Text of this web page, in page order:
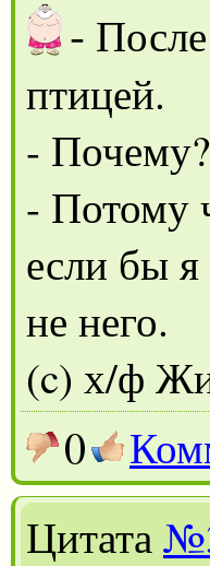
-
птицей.
- Почему?
- Потому
если бы я
не него.
(c) х/ф
0
Цитата